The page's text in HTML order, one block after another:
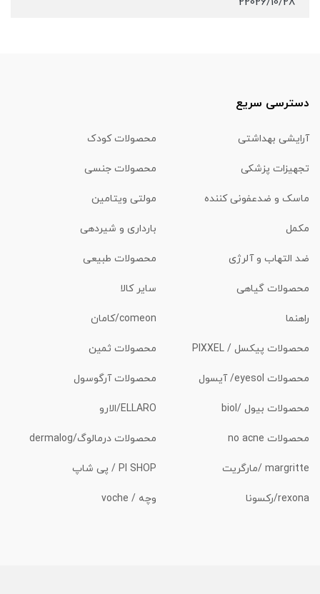
دسترسی سریع
آرایشی بهداشتی محصولات کودک
تجهیزات پزشکی محصولات جنسی
ماسک و ضدعفونی کننده مولتی ویتامین
مکمل بارداری و شیردهی
ضد التهاب و آلرژی محصولات طبیعی
محصولات گیاهی سایر کالا
راهنما comeon/کامان
محصولات پیکسل / PIXXEL محصولات ثمین
محصولات eyesol/ آیسول محصولات آرگوسول
محصولات بیول /biol ELLARO/الارو
محصولات no acne محصولات درمالوگ/dermalog
margritte /مارگریت PI SHOP / پی شاپ
rexona/رکسونا وچه / voche